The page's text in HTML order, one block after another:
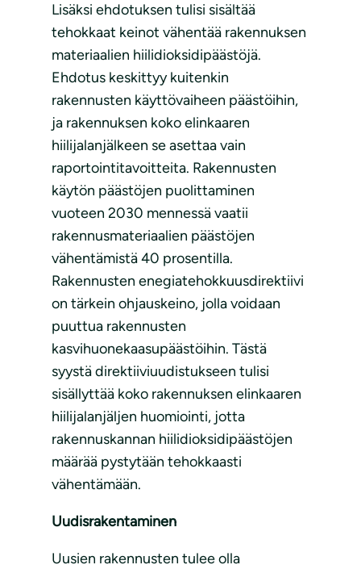
Lisäksi ehdotuksen tulisi sisältää
tehokkaat keinot vähentää rakennuksen
materiaalien hiilidioksidipäästöjä.
Ehdotus keskittyy kuitenkin
rakennusten käyttövaiheen päästöihin,
ja rakennuksen koko elinkaaren
hiilijalanjälkeen se asettaa vain
raportointitavoitteita. Rakennusten
käytön päästöjen puolittaminen
vuoteen 2030 mennessä vaatii
rakennusmateriaalien päästöjen
vähentämistä 40 prosentilla.
Rakennusten enegiatehokkuusdirektiivi
on tärkein ohjauskeino, jolla voidaan
puuttua rakennusten
kasvihuonekaasupäästöihin. Tästä
syystä direktiiviuudistukseen tulisi
sisällyttää koko rakennuksen elinkaaren
hiilijalanjäljen huomiointi, jotta
rakennuskannan hiilidioksidipäästöjen
määrää pystytään tehokkaasti
vähentämään.
Uudisrakentaminen
Uusien rakennusten tulee olla